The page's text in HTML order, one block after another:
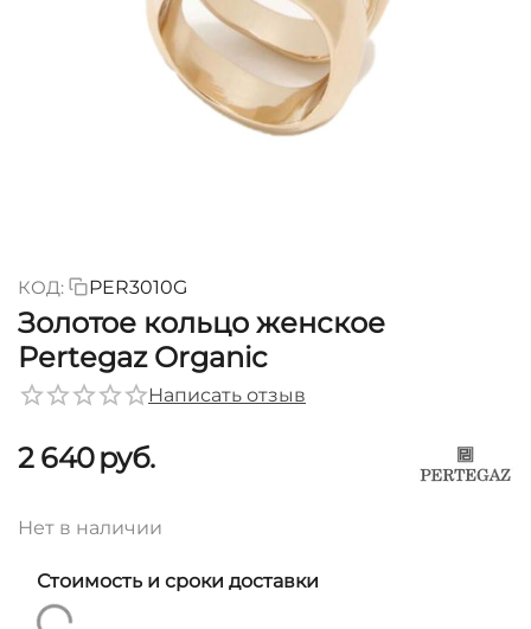
КОД: PER3010G
Золотое кольцо женское
Pertegaz Organic
Написать отзыв
2 640руб.
Нет в наличии
Стоимость и сроки доставки